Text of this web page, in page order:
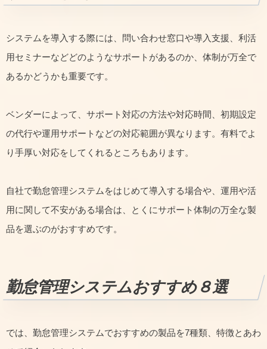
システムを導入する際には、問い合わせ窓口や導入支援、利活
用セミナーなどどのようなサポートがあるのか、体制が万全で
あるかどうかも重要です。
ベンダーによって、サポート対応の方法や対応時間、初期設定
の代行や運用サポートなどの対応範囲が異なります。有料でよ
り手厚い対応をしてくれるところもあります。
自社で勤怠管理システムをはじめて導入する場合や、運用や活
用に関して不安がある場合は、とくにサポート体制の万全な製
品を選ぶのがおすすめです。
勤怠管理システムおすすめ８選
では、勤怠管理システムでおすすめの製品を7種類、特徴とあわ